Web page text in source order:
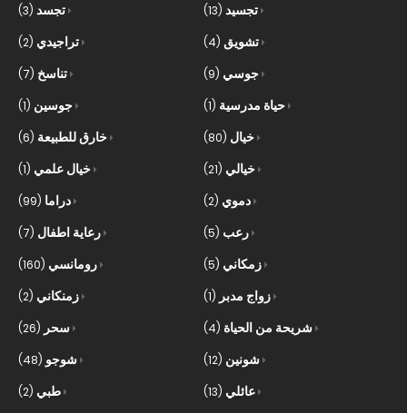
تجسد (3) تجسيد (13)
تراجيدي (2) تشويق (4)
تناسخ (7) جوسي (9)
جوسين (1) حياة مدرسية (1)
خارق للطبيعة (6) خيال (80)
خيال علمي (1) خيالي (21)
دراما (99) دموي (2)
رعاية اطفال (7) رعب (5)
رومانسي (160) زمكاني (5)
زمنكاني (2) زواج مدبر (1)
سحر (26) شريحة من الحياة (4)
شوجو (48) شونين (12)
طبي (2) عائلي (13)